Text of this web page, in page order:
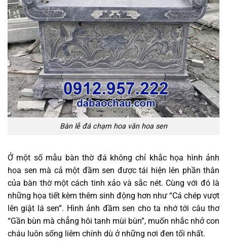
Bàn lễ đá chạm hoa văn hoa sen
Ở một số mẫu bàn thờ đá không chỉ khắc họa hình ảnh
hoa sen mà cả một đầm sen được tái hiện lên phần thân
của bàn thờ một cách tinh xảo và sắc nét. Cùng với đó là
những họa tiết kèm thêm sinh động hơn như “Cá chép vượt
lên giật lá sen”. Hình ảnh đầm sen cho ta nhớ tới câu thơ
“Gần bùn mà chẳng hôi tanh mùi bùn”, muốn nhắc nhở con
cháu luôn sống liêm chính dù ở những nơi đen tối nhất.